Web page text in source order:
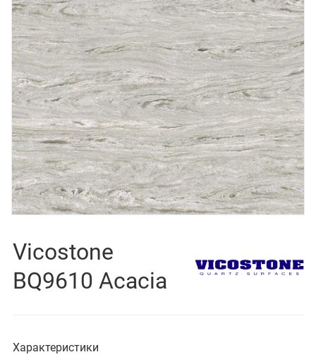
Vicostone
BQ9610 Acacia
Характеристики